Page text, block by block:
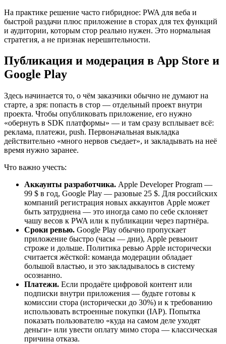
На практике решение часто гибридное: PWA для веба и
быстрой раздачи плюс приложение в сторах для тех функций
и аудитории, которым стор реально нужен. Это нормальная
стратегия, а не признак нерешительности.
Публикация и модерация в App Store и
Google Play
Здесь начинается то, о чём заказчики обычно не думают на
старте, а зря: попасть в стор — отдельный проект внутри
проекта. Чтобы опубликовать приложение, его нужно
«обернуть в SDK платформы» — и там сразу всплывает всё:
реклама, платежи, push. Первоначальная выкладка
действительно «много нервов съедает», и закладывать на неё
время нужно заранее.
Что важно учесть:
Аккаунты разработчика. Apple Developer Program —
99 $ в год, Google Play — разовые 25 $. Для российских
компаний регистрация новых аккаунтов Apple может
быть затруднена — это иногда само по себе склоняет
чашу весов к PWA или к публикации через партнёра.
Сроки ревью. Google Play обычно пропускает
приложение быстро (часы — дни), Apple ревьюит
строже и дольше. Политика ревью Apple исторически
считается жёсткой: команда модерации обладает
большой властью, и это закладывалось в систему
осознанно.
Платежи. Если продаёте цифровой контент или
подписки внутри приложения — будьте готовы к
комиссии стора (исторически до 30%) и к требованию
использовать встроенные покупки (IAP). Попытка
показать пользователю «куда на самом деле уходят
деньги» или увести оплату мимо стора — классическая
причина отказа.